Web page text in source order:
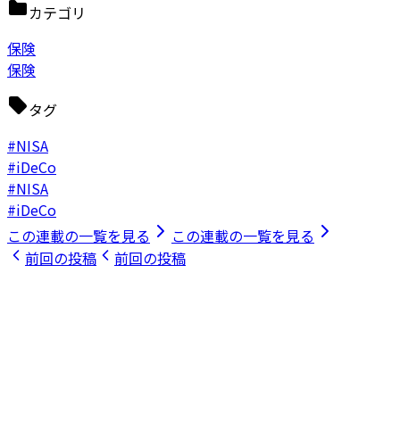
カテゴリ
保険
保険
タグ
#NISA
#iDeCo
#NISA
#iDeCo
この連載の一覧を見る
この連載の一覧を見る
前回の投稿
前回の投稿